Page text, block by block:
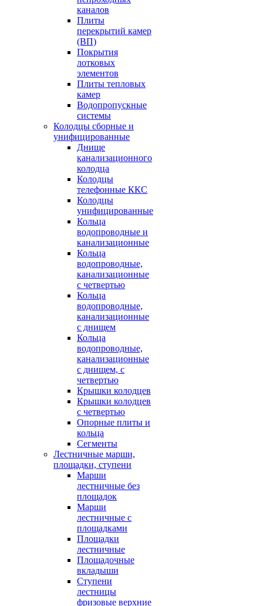
каналов
Плиты
перекрытий камер
(ВП)
Покрытия
лотковых
элементов
Плиты тепловых
камер
Водопропускные
системы
Колодцы сборные и
унифицированные
Днище
канализационного
колодца
Колодцы
телефонные ККС
Колодцы
унифицированные
Кольца
водопроводные и
канализационные
Кольца
водопроводные,
канализационные
с четвертью
Кольца
водопроводные,
канализационные
с днищем
Кольца
водопроводные,
канализационные
с днищем, с
четвертью
Крышки колодцев
Крышки колодцев
с четвертью
Опорные плиты и
кольца
Сегменты
Лестничные марши,
площадки, ступени
Марши
лестничные без
площадок
Марши
лестничные с
площадками
Площадки
лестничные
Площадочные
вкладыши
Ступени
лестницы
фризовые верхние